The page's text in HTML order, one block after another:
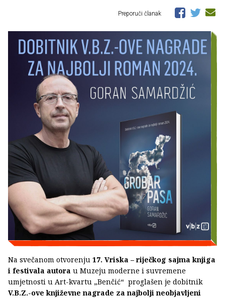
Preporuči članak
Na svečanom otvorenju 17. Vriska – riječkog sajma knjiga
i festivala autora u Muzeju moderne i suvremene
umjetnosti u Art-kvartu „Benčić“ proglašen je dobitnik
V.B.Z.-ove književne nagrade za najbolji neobjavljeni